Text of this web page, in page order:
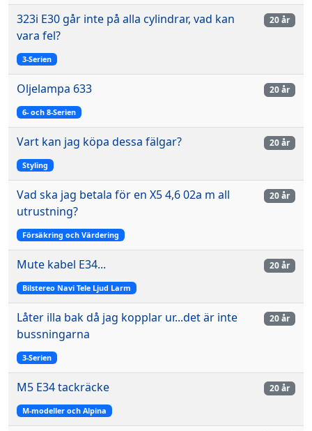
323i E30 går inte på alla cylindrar, vad kan
vara fel?
3-Serien
20 år
Oljelampa 633
6- och 8-Serien
20 år
Vart kan jag köpa dessa fälgar?
Styling
20 år
Vad ska jag betala för en X5 4,6 02a m all
utrustning?
Försäkring och Värdering
20 år
Mute kabel E34...
Bilstereo Navi Tele Ljud Larm
20 år
Låter illa bak då jag kopplar ur...det är inte
bussningarna
3-Serien
20 år
M5 E34 tackräcke
M-modeller och Alpina
20 år